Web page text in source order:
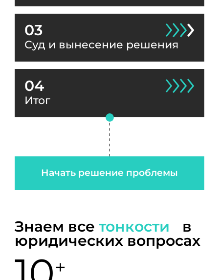
03
Суд и вынесение решения
04
Итог
Начать решение проблемы
Знаем все тонкости в
юридических вопросах
+